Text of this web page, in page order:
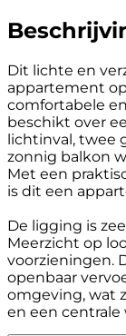
Dit lichte en
appartement
comfortabele
beschikt over
lichtinval, twee
zonnig balkon
Met een
is dit een
De ligging is
Meerzicht op
voorzieningen.
openbaar
omgeving, wat
en een centrale